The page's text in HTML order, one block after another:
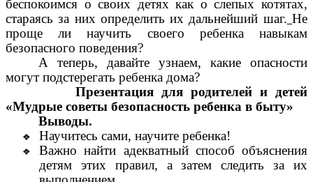
беспокоимся о своих детях как о слепых котятах,
стараясь за них определить их дальнейший шаг. Не
проще ли научить своего ребенка навыкам
безопасного поведения?
А теперь, давайте узнаем, какие опасности
могут подстерегать ребенка дома?
Презентация для родителей и детей
«Мудрые советы безопасность ребенка в быту»
Выводы.
Научитесь сами, научите ребенка!
Важно найти адекватный способ объяснения
детям этих правил, а затем следить за их